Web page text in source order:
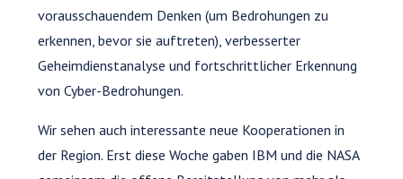
vorausschauendem Denken (um Bedrohungen zu
erkennen, bevor sie auftreten), verbesserter
Geheimdienstanalyse und fortschrittlicher Erkennung
von Cyber-Bedrohungen.
Wir sehen auch interessante neue Kooperationen in
der Region. Erst diese Woche gaben IBM und die NASA